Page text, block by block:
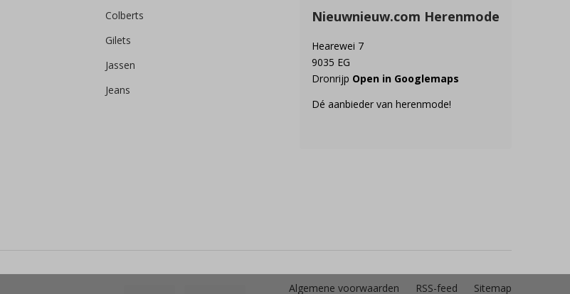
Colberts
Gilets
Jassen
Jeans
Nieuwnieuw.com Herenmode
Hearewei 7
9035 EG
Dronrijp Open in Googlemaps
Dé aanbieder van herenmode!
Algemene voorwaarden RSS-feed Sitemap